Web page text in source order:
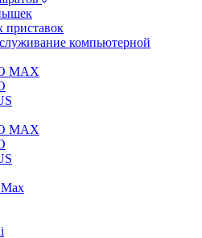
приставок
компьютерной
MAX
MAX